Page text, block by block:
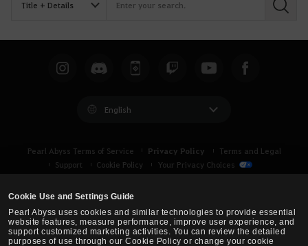
Cookie Use and Settings Guide
Pearl Abyss uses cookies and similar technologies to provide essential
website features, measure performance, improve user experience, and
support customized marketing activities. You can review the detailed
purposes of use through our Cookie Policy or change your cookie
S
a
English
Pearl Abyss Terms of Service Privacy Policy
Terms and Legal
Support
Cookie Policy Your Privacy Choices